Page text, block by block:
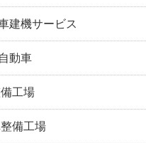
建機サービス
動車
工場
備工場